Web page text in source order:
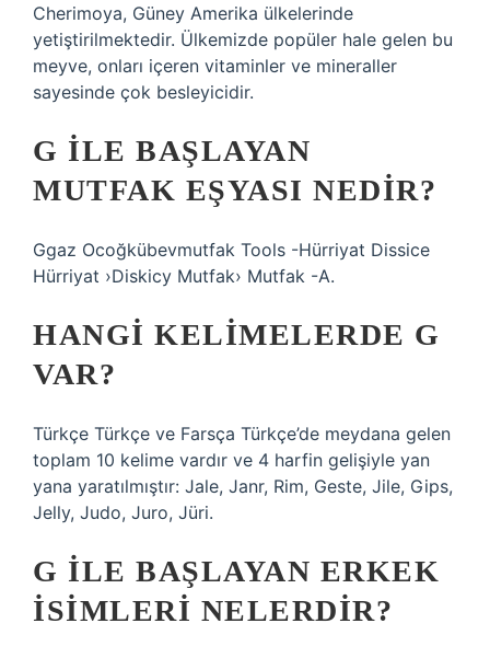
Cherimoya, Güney Amerika ülkelerinde
yetiştirilmektedir. Ülkemizde popüler hale gelen bu
meyve, onları içeren vitaminler ve mineraller
sayesinde çok besleyicidir.
G ILE BAŞLAYAN
MUTFAK EŞYASI NEDIR?
Ggaz Ocoğkübevmutfak Tools -Hürriyat Dissice
Hürriyat ›Diskicy Mutfak› Mutfak -A.
HANGI KELIMELERDE G
VAR?
Türkçe Türkçe ve Farsça Türkçe’de meydana gelen
toplam 10 kelime vardır ve 4 harfin gelişiyle yan
yana yaratılmıştır: Jale, Janr, Rim, Geste, Jile, Gips,
Jelly, Judo, Juro, Jüri.
G ILE BAŞLAYAN ERKEK
ISIMLERI NELERDIR?